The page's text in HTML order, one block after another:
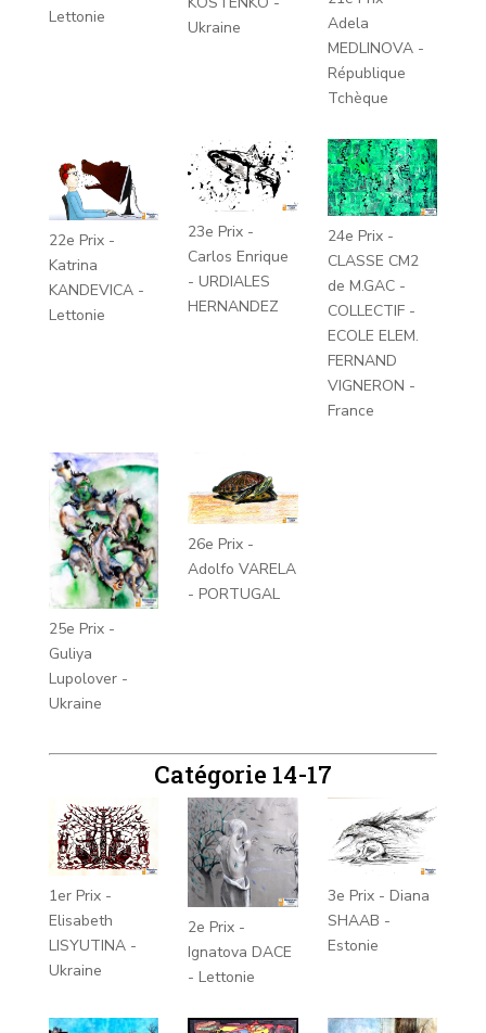
Lettonie
Ukraine
Adela
MEDLINOVA -
République
Tchèque
22e Prix -
Katrina
KANDEVICA -
Lettonie
23e Prix -
Carlos Enrique
- URDIALES
HERNANDEZ
24e Prix -
CLASSE CM2
de M.GAC -
COLLECTIF -
ECOLE ELEM.
FERNAND
VIGNERON -
France
25e Prix -
Guliya
Lupolover -
Ukraine
26e Prix -
Adolfo VARELA
- PORTUGAL
Catégorie 14-17
1er Prix -
Elisabeth
LISYUTINA -
Ukraine
2e Prix -
Ignatova DACE
- Lettonie
3e Prix - Diana
SHAAB -
Estonie